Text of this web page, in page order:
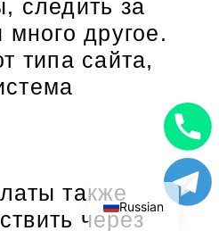
следить за
много другое.
типа сайта,
также
через
Russian